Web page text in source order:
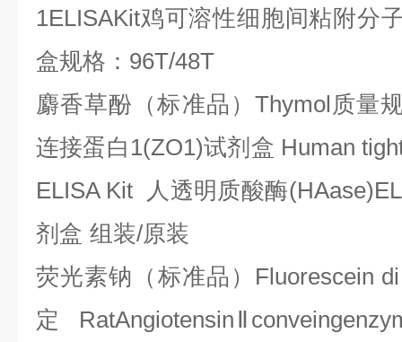
1ELISAKit鸡可溶性细胞间粘附分
盒规格： 96T/48T
麝香草酚（标准品） Thymol 质量
连接蛋白 1(ZO1)试剂盒 Human
ELISA Kit
人透明质酸酶
剂盒 组装/原装
荧光素钠（标准品） Fluorescein
定
RatAngiotensin Ⅱ